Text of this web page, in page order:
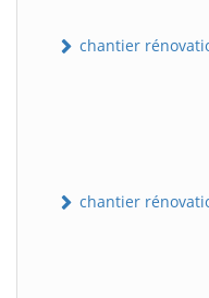
chantier
chantier